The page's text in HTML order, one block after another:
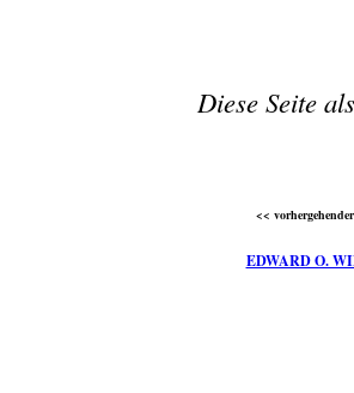
Diese Seite
<<
EDWARD O.